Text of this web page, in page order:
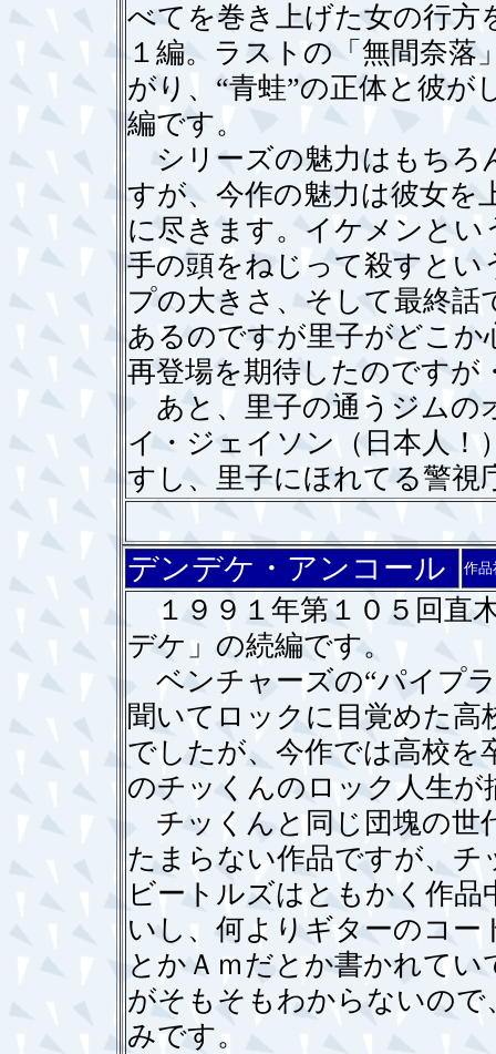
べてを巻き上げた女の行方
１編。ラストの「無間奈
がり、“青蛙”の正体と彼
編です。
シリーズの魅力はもちろ
すが、今作の魅力は彼女を
に尽きます。イケメンと
手の頭をねじって殺すと
プの大きさ、そして最終話
あるのですが里子がどこ
再登場を期待したのですが
あと、里子の通うジムの
イ・ジェイソン（日本人！
すし、里子にほれてる警
デンデケ・アンコール 作
１９９１年第１０５回直
デケ」の続編です。
ベンチャーズの“パイプ
聞いてロックに目覚めた
でしたが、今作では高校を
のチッくんのロック人生が
チッくんと同じ団塊の世
たまらない作品ですが、
ビートルズはともかく作
いし、何よりギターのコ
とかＡｍだとか書かれて
がそもそもわからないの
みです。